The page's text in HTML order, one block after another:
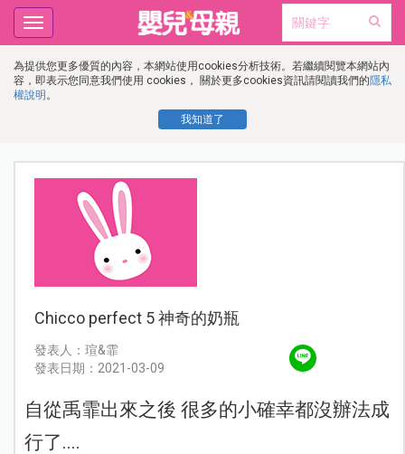
為提供您更多優質的內容，本網站使用cookies分析技術。若繼續閱覽本網站內
容，即表示您同意我們使用 cookies， 關於更多cookies資訊請閱讀我們的隱私
權說明 。
我知道了
Toggle
navigation
Chicco perfect 5 神奇的奶瓶
發表人：瑄&霏
發表日期：2021-03-09
自從禹霏出來之後 很多的小確幸都沒辦法成
行了....